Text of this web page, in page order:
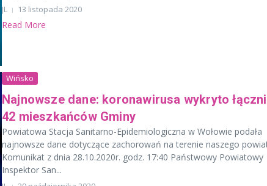
JL 13 listopada 2020
Read More
Wińsko
Najnowsze dane: koronawirusa wykryto
42 mieszkańców Gminy
Powiatowa Stacja Sanitarno-Epidemiologiczna w Wołowie podała
najnowsze dane dotyczące zachorowań na terenie naszego
Komunikat z dnia 28.10.2020r. godz. 17:40 Państwowy Powiatowy
Inspektor San...